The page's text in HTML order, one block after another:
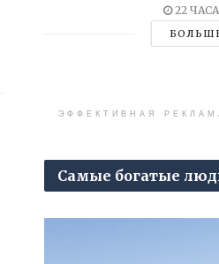
22
ЭФФЕКТИВНАЯ
Самые богатые